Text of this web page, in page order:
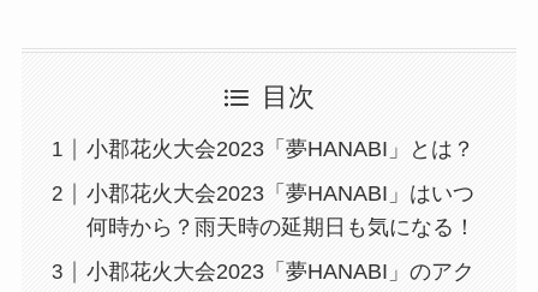
目次
小郡花火大会2023「夢HANABI」とは？
小郡花火大会2023「夢HANABI」はいつ
何時から？雨天時の延期日も気になる！
小郡花火大会2023「夢HANABI」のアク